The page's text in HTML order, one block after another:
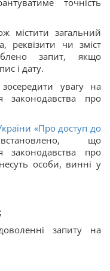
точність
містити загальний
реквізити чи зміст
запит, якщо
і дату.
увагу на
законодавства про
«Про доступ до
що
законодавства про
особи, винні у
запиту на